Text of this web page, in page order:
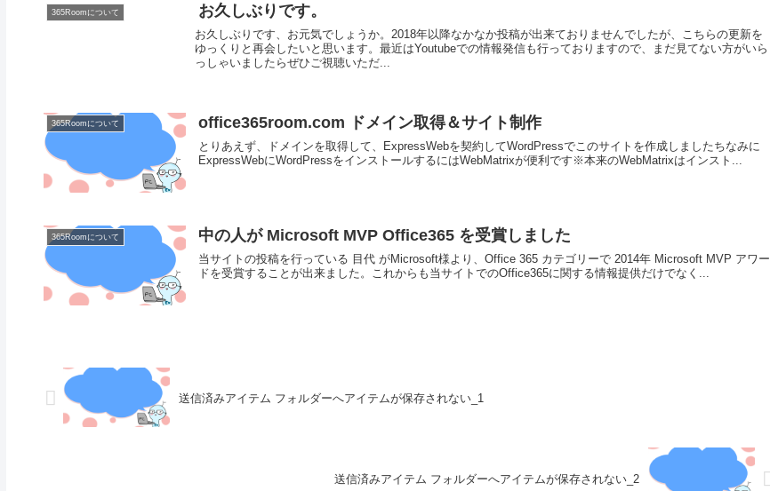
365Roomについて お久しぶりです。
お久しぶりです、お元気でしょうか。2018年以降なかなか投稿が出来ておりませんでしたが、こちらの更新を
ゆっくりと再会したいと思います。最近はYoutubeでの情報発信も行っておりますので、まだ見てない方がいら
っしゃいましたらぜひご視聴いただ...
365Roomについて office365room.com ドメイン取得＆サイト制作
とりあえず、ドメインを取得して、ExpressWebを契約してWordPressでこのサイトを作成しましたちなみに
ExpressWebにWordPressをインストールするにはWebMatrixが便利です※本来のWebMatrixはインスト...
365Roomについて 中の人が Microsoft MVP Office365 を受賞しました
当サイトの投稿を行っている 目代 がMicrosoft様より、Office 365 カテゴリーで 2014年 Microsoft MVP アワー
ドを受賞することが出来ました。これからも当サイトでのOffice365に関する情報提供だけでなく...
送信済みアイテム フォルダーへアイテムが保存されない_1
送信済みアイテム フォルダーへアイテムが保存されない_2